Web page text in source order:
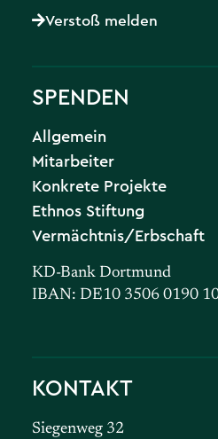
KONTAKT
Siegenweg 32
SPENDEN
Allgemein
Mitarbeiter
Konkrete Projekte
Ethnos Stiftung
Vermächtnis/Erbschaft
KD-Bank Dortmund
IBAN: DE10 3506 0190
Verstoß melden